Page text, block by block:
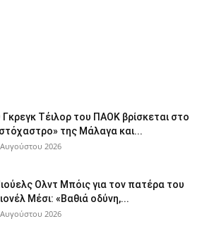
Γκρεγκ Τέιλορ του ΠΑΟΚ βρίσκεται στο
της Μάλαγα και...
2026
Ολντ Μπόις για τον πατέρα του
Μέσι: «Βαθιά οδύνη,...
2026